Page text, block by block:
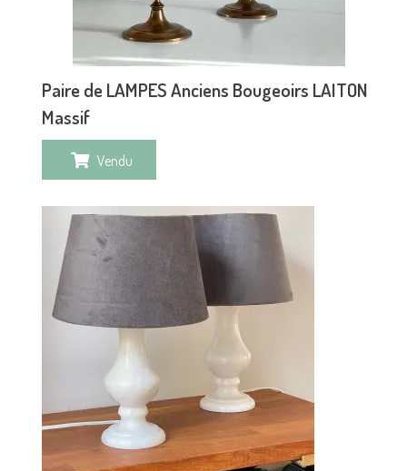
Paire de LAMPES Anciens Bougeoirs LAITON
Massif
Vendu